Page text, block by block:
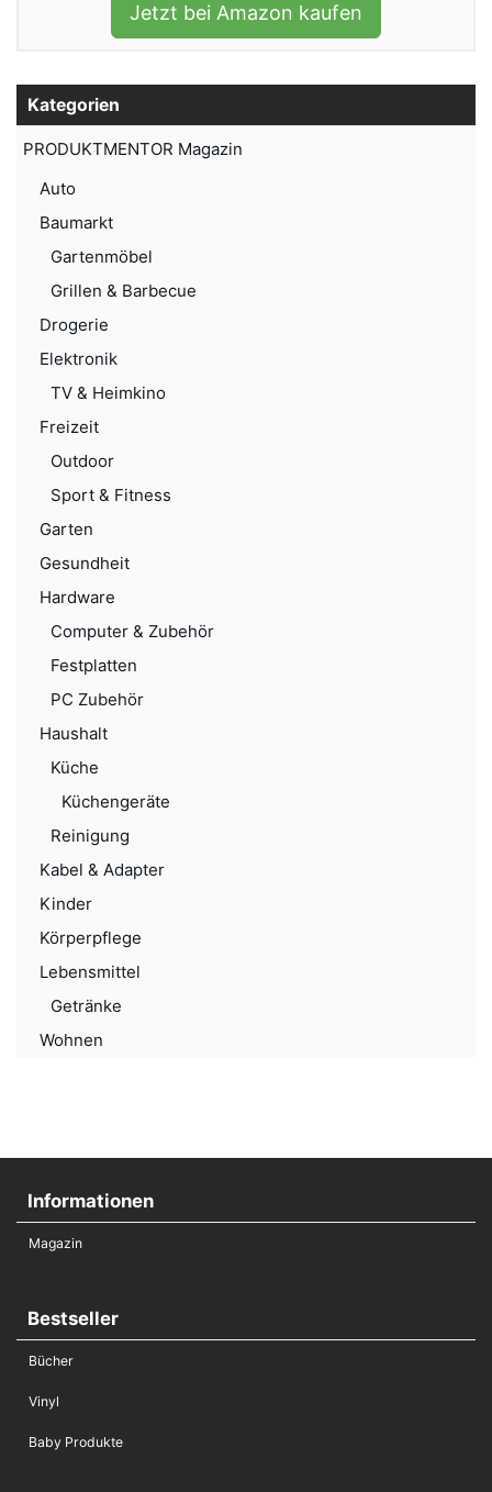
Jetzt bei Amazon kaufen
Kategorien
PRODUKTMENTOR Magazin
Auto
Baumarkt
Gartenmöbel
Grillen & Barbecue
Drogerie
Elektronik
TV & Heimkino
Freizeit
Outdoor
Sport & Fitness
Garten
Gesundheit
Hardware
Computer & Zubehör
Festplatten
PC Zubehör
Haushalt
Küche
Küchengeräte
Reinigung
Kabel & Adapter
Kinder
Körperpflege
Lebensmittel
Getränke
Wohnen
Informationen
Magazin
Bestseller
Bücher
Vinyl
Baby Produkte